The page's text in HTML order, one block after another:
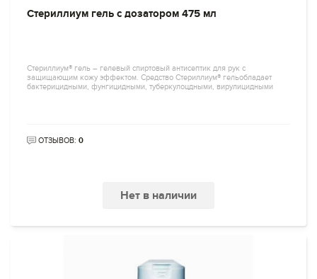
Стериллиум гель с дозатором 475 мл
Стериллиум® гель – гелевый спиртовый антисептик для рук с
защищающим кожу эффектом. Средство Стериллиум® гельобладает
бактерицидными, фунгицидными, туберкулоцдными, вирулицидными
ОТЗЫВОВ: 0
Нет в наличии